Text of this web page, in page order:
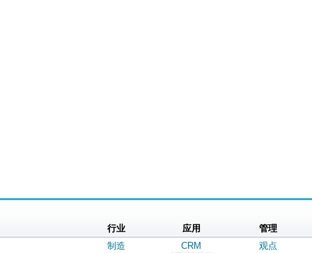
行业
制造
应用
CRM
管理
观点